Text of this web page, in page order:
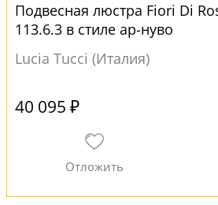
Подвесная люстра Fiori Di
113.6.3 в стиле ар-нуво
Lucia Tucci (Италия)
40 095 ₽